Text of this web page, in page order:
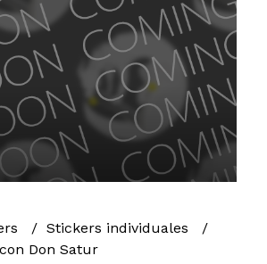
Stickers individuales
Don Satur